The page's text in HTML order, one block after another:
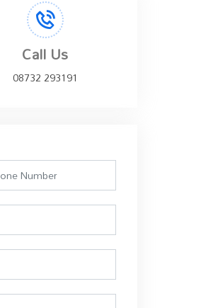
Call Us
08732 293191